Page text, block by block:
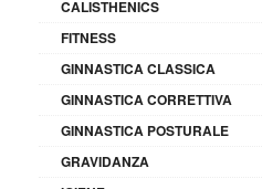
CALISTHENICS
FITNESS
GINNASTICA CLASSICA
GINNASTICA CORRETTIVA
GINNASTICA POSTURALE
GRAVIDANZA